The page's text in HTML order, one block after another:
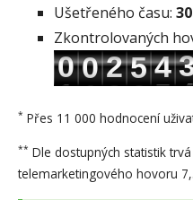
Ušetřeného času:
Zkontrolovaných
* Přes 11 000 hodnocení
** Dle dostupných statistik
telemarketingového hovoru